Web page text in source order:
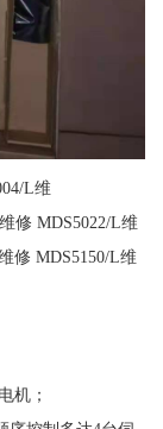
L维
修 MDS5022/L维
修 MDS5150/L维
机；